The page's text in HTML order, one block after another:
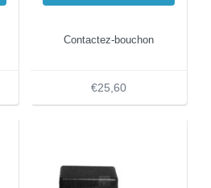
Contactez-bouchon
€25,60